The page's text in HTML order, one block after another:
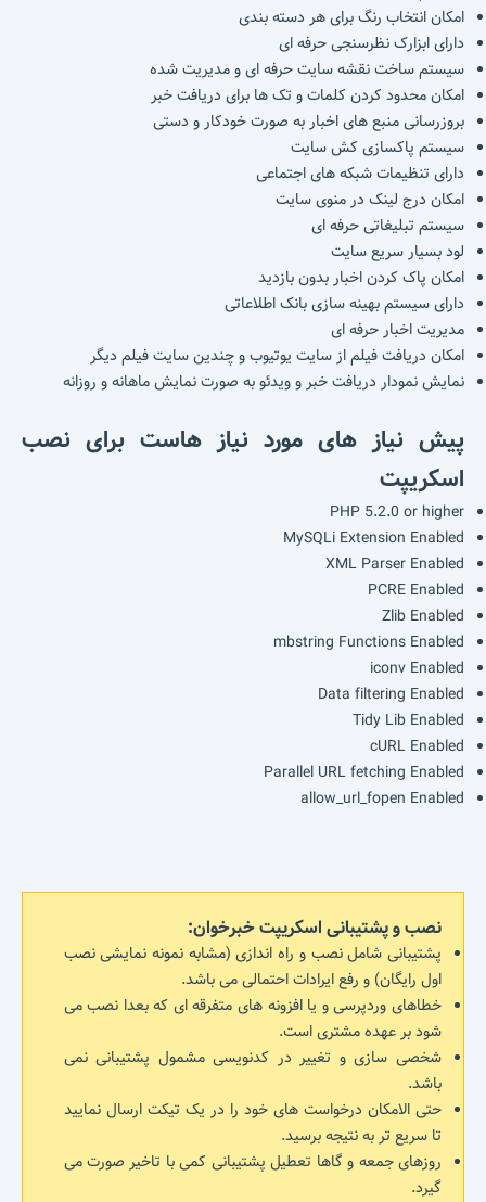
امکان انتخاب رنگ برای هر دسته بندی
دارای ابزارک نظرسنجی حرفه ای
سیستم ساخت نقشه سایت حرفه ای و مدیریت شده
امکان محدود کردن کلمات و تک ها برای دریافت خبر
بروزرسانی منبع های اخبار به صورت خودکار و دستی
سیستم پاکسازی کش سایت
دارای تنظیمات شبکه های اجتماعی
امکان درج لینک در منوی سایت
سیستم تبلیغاتی حرفه ای
لود بسیار سریع سایت
امکان پاک کردن اخبار بدون بازدید
دارای سیستم بهینه سازی بانک اطلاعاتی
مدیریت اخبار حرفه ای
امکان دریافت فیلم از سایت یوتیوب و چندین سایت فیلم دیگر
نمایش نمودار دریافت خبر و ویدئو به صورت نمایش ماهانه و روزانه
پیش نیاز های مورد نیاز هاست برای نصب
اسکریپت
PHP 5.2.0 or higher
MySQLi Extension Enabled
XML Parser Enabled
PCRE Enabled
Zlib Enabled
mbstring Functions Enabled
iconv Enabled
Data filtering Enabled
Tidy Lib Enabled
cURL Enabled
Parallel URL fetching Enabled
allow_url_fopen Enabled
نصب و پشتیبانی اسکریپت خبرخوان:
پشتیبانی شامل نصب و راه اندازی (مشابه نمونه نمایشی نصب
اول رایگان) و رفع ایرادات احتمالی می باشد.
خطاهای وردپرسی و یا افزونه های متفرقه ای که بعدا نصب می
شود بر عهده مشتری است.
شخصی سازی و تغییر در کدنویسی مشمول پشتیبانی نمی
باشد.
حتی الامکان درخواست های خود را در یک تیکت ارسال نمایید
تا سریع تر به نتیجه برسید.
روزهای جمعه و گاها تعطیل پشتیبانی کمی با تاخیر صورت می
گیرد.